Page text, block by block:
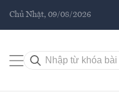
Chủ Nhật, 09/08/2026